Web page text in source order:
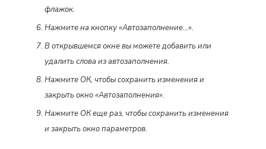
флажок.
Нажмите на кнопку «Автозаполнение…».
В открывшемся окне вы можете добавить или
удалить слова из автозаполнения.
Нажмите ОК, чтобы сохранить изменения и
закрыть окно «Автозаполнения».
Нажмите ОК еще раз, чтобы сохранить изменения
и закрыть окно параметров.